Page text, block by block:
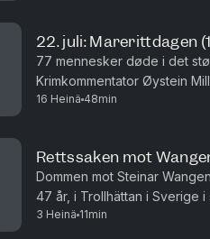
22. juli: Marerittdagen
77 mennesker døde i det
Krimkommentator Øystein
terrorhandlingene den 22.
16 Heinä 48min
Rettssaken mot
Dommen mot Steinar
47 år, i Trollhättan i Sverige
rettssaken var om han
3 Heinä 11min